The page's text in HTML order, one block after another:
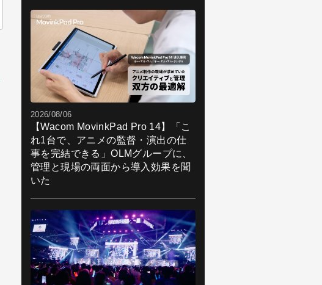
2026/08/06
【Wacom MovinkPad Pro 14】「こ
れ1台で、アニメの監督・演出の仕
事を完結できる」OLMグループに、
管理と現場の両面から導入効果を聞
いた